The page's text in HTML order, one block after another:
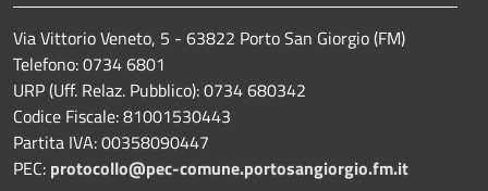
Via Vittorio Veneto, 5 - 63822 Porto San Giorgio (FM)
Telefono: 0734 6801
URP (Uff. Relaz. Pubblico): 0734 680342
Codice Fiscale: 81001530443
Partita IVA: 00358090447
PEC: protocollo@pec-comune.portosangiorgio.fm.it